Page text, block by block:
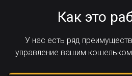
Как это
У нас есть ряд
управление вашим